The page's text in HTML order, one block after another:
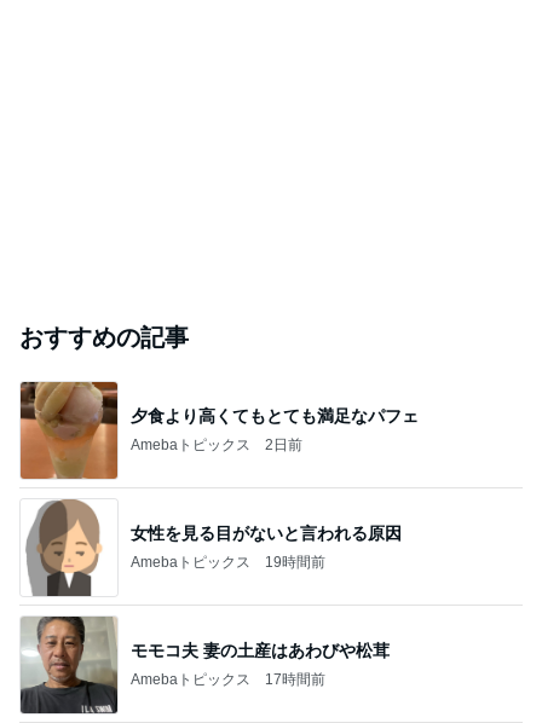
おすすめの記事
夕食より高くてもとても満足なパフェ
Amebaトピックス 2日前
女性を見る目がないと言われる原因
Amebaトピックス 19時間前
モモコ夫 妻の土産はあわびや松茸
Amebaトピックス 17時間前